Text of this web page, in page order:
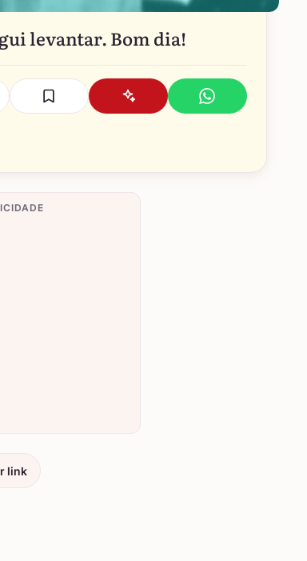
levantar. Bom dia!
link